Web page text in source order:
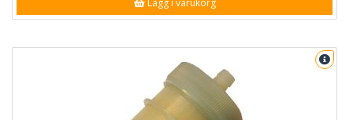
Lägg i varukorg